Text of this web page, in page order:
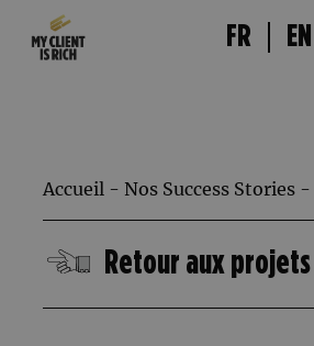
FR EN
Accueil - Nos Success Stories -
Retour aux projets